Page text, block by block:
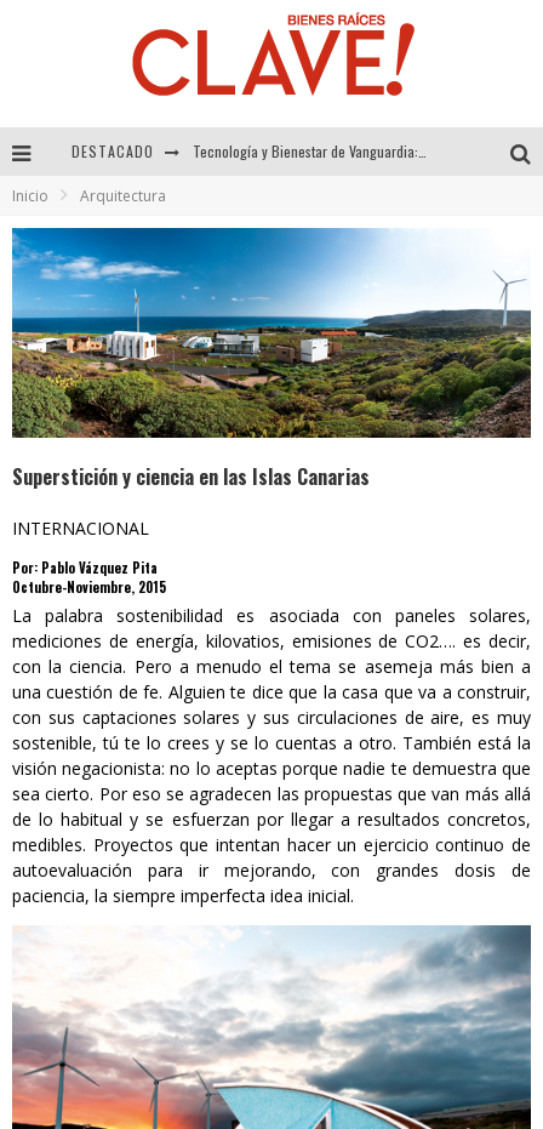
DESTACADO Sector Inmobiliario – recuperación a paso firme
Inicio Arquitectura
Superstición y ciencia en las Islas Canarias
INTERNACIONAL
Por: Pablo Vázquez Pita
Octubre-Noviembre, 2015
La palabra sostenibilidad es asociada con paneles solares,
mediciones de energía, kilovatios, emisiones de CO2…. es decir,
con la ciencia. Pero a menudo el tema se asemeja más bien a
una cuestión de fe. Alguien te dice que la casa que va a construir,
con sus captaciones solares y sus circulaciones de aire, es muy
sostenible, tú te lo crees y se lo cuentas a otro. También está la
visión negacionista: no lo aceptas porque nadie te demuestra que
sea cierto. Por eso se agradecen las propuestas que van más allá
de lo habitual y se esfuerzan por llegar a resultados concretos,
medibles. Proyectos que intentan hacer un ejercicio continuo de
autoevaluación para ir mejorando, con grandes dosis de
paciencia, la siempre imperfecta idea inicial.